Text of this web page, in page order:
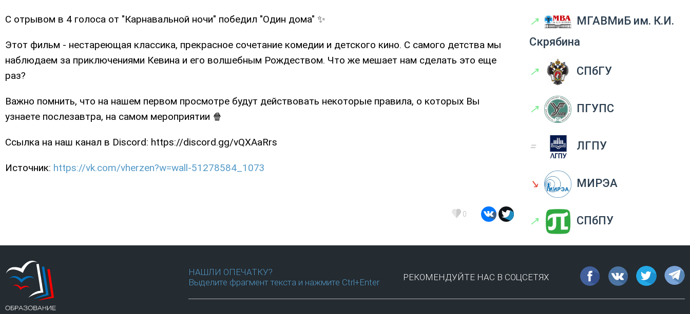
С отрывом в 4 голоса от "Карнавальной ночи" победил "Один дома" ✨
Этот фильм - нестареющая классика, прекрасное сочетание комедии и детского кино. С самого детства мы
наблюдаем за приключениями Кевина и его волшебным Рождеством. Что же мешает нам сделать это еще
раз?
Важно помнить, что на нашем первом просмотре будут действовать некоторые правила, о которых Вы
узнаете послезавтра, на самом мероприятии 🍿
Ссылка на наш канал в Discord: https://discord.gg/vQXAaRrs
Источник: https://vk.com/vherzen?w=wall-51278584_1073
0
↗
МГАВМиБ им. К.И.
Скрябина
↗ СПбГУ
↗ ПГУПС
= ЛГПУ
↘ МИРЭА
↗ СПбПУ
НАШЛИ ОПЕЧАТКУ?
Выделите фрагмент текста и нажмите Ctrl+Enter
РЕКОМЕНДУЙТЕ НАС В СОЦСЕТЯХ